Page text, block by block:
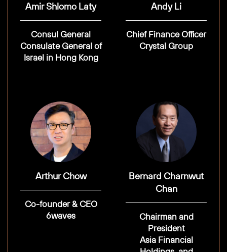
Amir Shlomo Laty
Consul General
Consulate General of
Israel in Hong Kong
Andy Li
Chief Finance Officer
Crystal Group
Arthur Chow
Co-founder & CEO
6waves
Bernard Charnwut
Chan
Chairman and
President
Asia Financial